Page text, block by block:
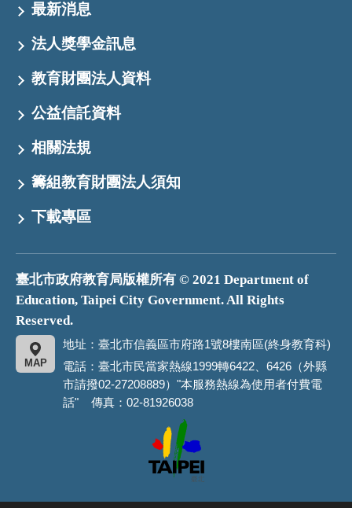
最新消息
法人獎學金訊息
教育財團法人資料
公益信託資料
相關法規
籌組教育財團法人須知
下載專區
臺北市政府教育局版權所有 © 2021 Department of
Education, Taipei City Government. All Rights
Reserved.
地址：臺北市信義區市府路1號8樓南區(終身教育科)
MAP
電話：臺北市民當家熱線1999轉6422、6426（外縣
市請撥02-27208889）"本服務熱線為使用者付費電
話" 傳真：02-81926038
市
政